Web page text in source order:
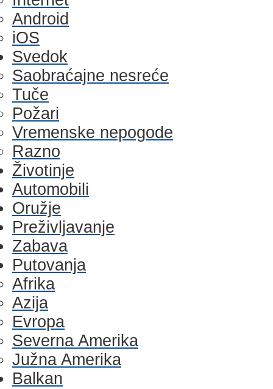
Android
iOS
Svedok
Saobraćajne nesreće
Tuče
Požari
Vremenske nepogode
Razno
Životinje
Automobili
Oružje
Preživljavanje
Zabava
Putovanja
Afrika
Azija
Evropa
Severna Amerika
Južna Amerika
Balkan